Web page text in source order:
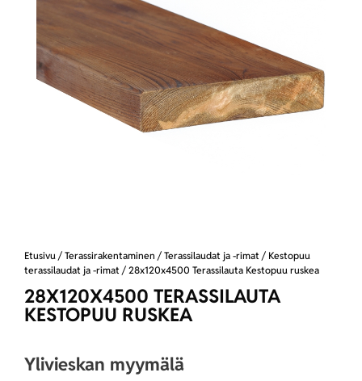
Etusivu / Terassirakentaminen / Terassilaudat ja -rimat / Kestopuu
terassilaudat ja -rimat / 28x120x4500 Terassilauta Kestopuu ruskea
28X120X4500 TERASSILAUTA
KESTOPUU RUSKEA
Ylivieskan myymälä